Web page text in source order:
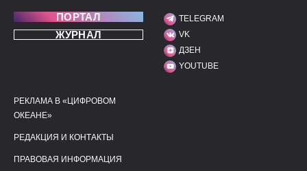
ПОРТАЛ
ЖУРНАЛ
МЫ В СОЦИАЛЬНЫХ
TELEGRAM
VK
ДЗЕН
YOUTUBE
ПОЛЕЗНЫЕ ССЫЛКИ
РЕКЛАМА В «ЦИФРОВОМ
ОКЕАНЕ»
РЕДАКЦИЯ И КОНТАКТЫ
ПРАВОВАЯ ИНФОРМАЦИЯ